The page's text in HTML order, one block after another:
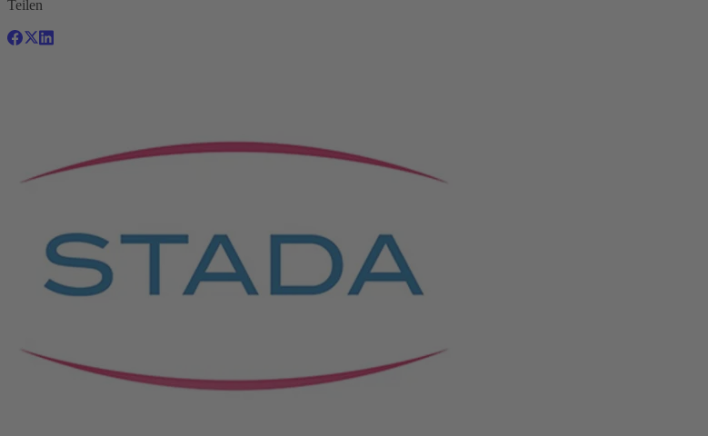
Teilen